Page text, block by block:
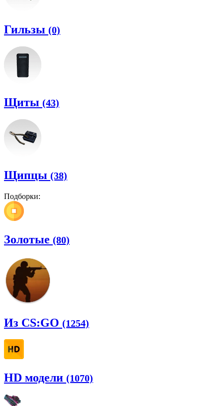
Гильзы (0)
Щиты (43)
Щипцы (38)
Подборки:
Золотые (80)
Из CS:GO (1254)
HD модели (1070)